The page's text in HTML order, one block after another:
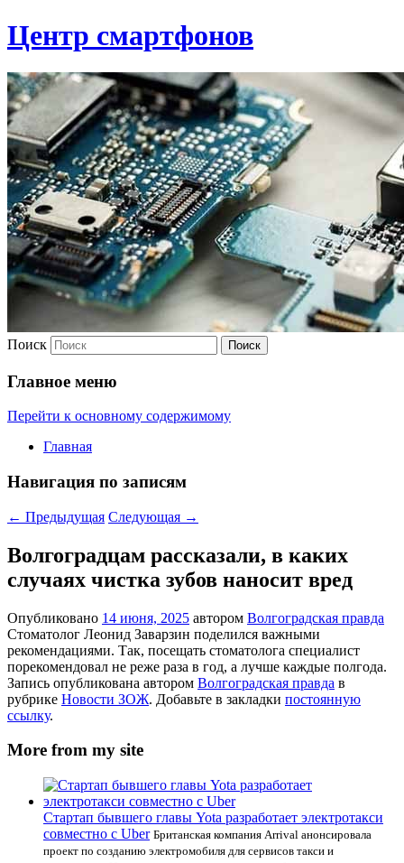
Центр смартфонов
Поиск
Главное меню
Перейти к основному содержимому
Главная
Навигация по записям
← Предыдущая Следующая →
Волгоградцам рассказали, в каких
случаях чистка зубов наносит вред
Опубликовано 14 июня, 2025 автором Волгоградская правда
Стоматолог Леонид Заварзин поделился важными
рекомендациями. Так, посещать стоматолога специалист
порекомендовал не реже раза в год, а лучше каждые полгода.
Запись опубликована автором Волгоградская правда в
рубрике Новости ЗОЖ. Добавьте в закладки постоянную
ссылку.
More from my site
Стартап бывшего главы Yota разработает электротакси
совместно с Uber Британская компания Arrival анонсировала
проект по созданию электромобиля для сервисов такси и